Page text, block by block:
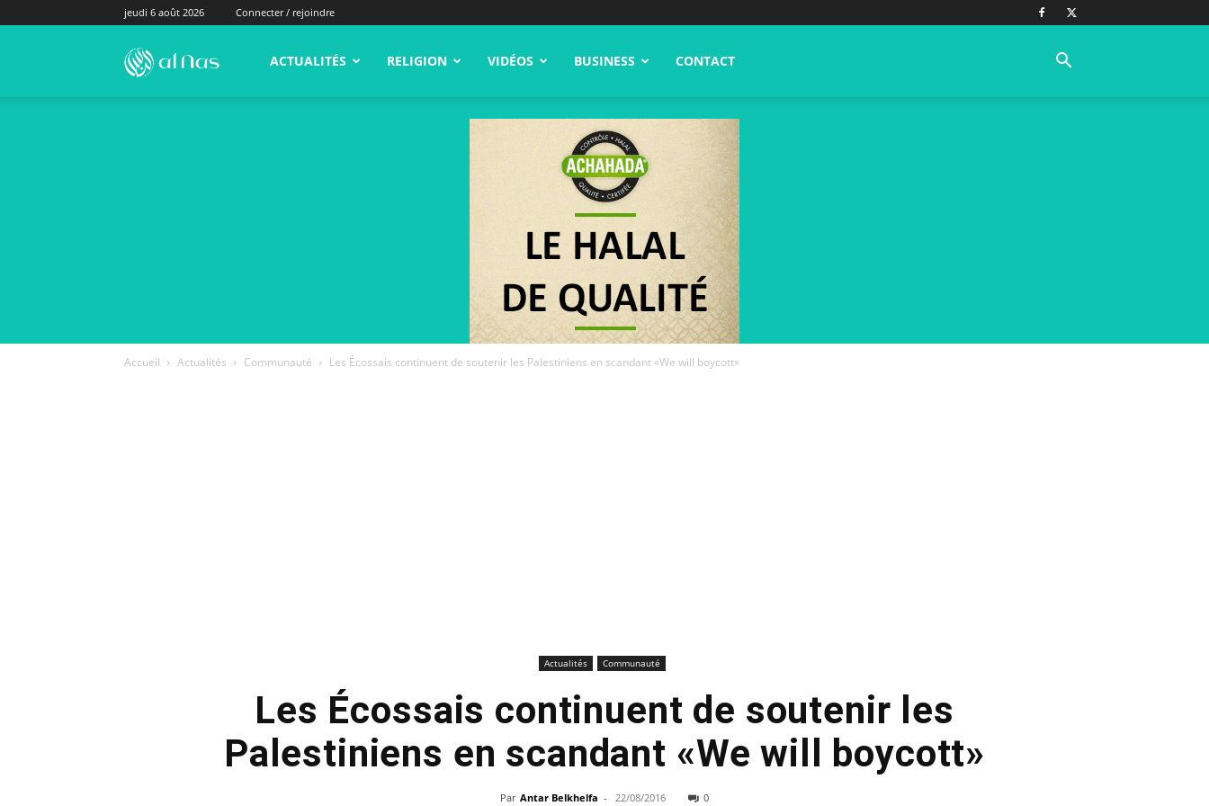
jeudi 6 août 2026 Connecter / rejoindre
alNas.fr ACTUALITÉS RELIGION VIDÉOS BUSINESS CONTACT
Accueil Actualités Communauté Les Écossais continuent de soutenir les Palestiniens en scandant «We will boycott»
Actualités Communauté
Les Écossais continuent de soutenir les
Palestiniens en scandant «We will boycott»
Par Antar Belkhelfa - 22/08/2016 0